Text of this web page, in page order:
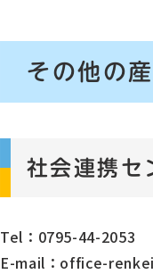
その他の
社会連携セ
Tel：0795-44-2053
E-mail：office-